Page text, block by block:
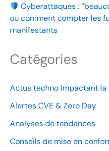
Cyberattaques :
ou comment compter les
manifestants
Catégories
Actus techno impactant
Alertes CVE & Zero Day
Analyses de tendances
Conseils de mise en